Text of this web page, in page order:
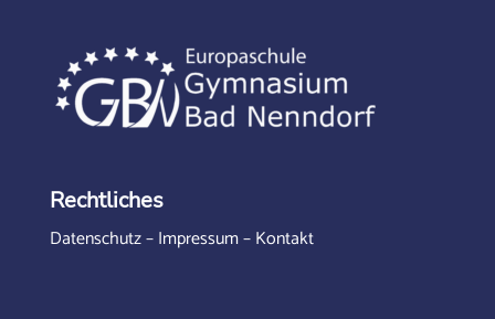
Rechtliches
Datenschutz–Impressum–Kontakt